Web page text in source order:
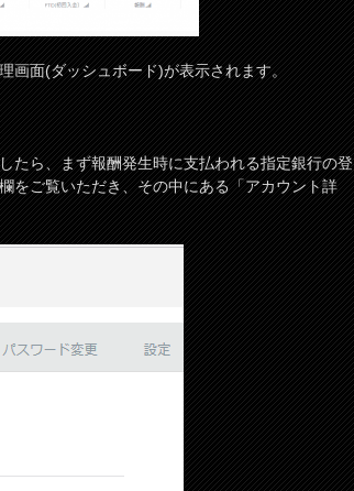
画面(ダッシュボード)が表示されます。
たら、まず報酬発生時に支払われる指定銀行の登
をご覧いただき、その中にある「アカウント詳